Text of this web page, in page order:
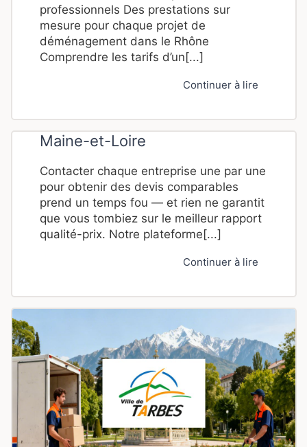
professionnels Des prestations sur
mesure pour chaque projet de
déménagement dans le Rhône
Comprendre les tarifs d’un[...]
Continuer à lire
Maine-et-Loire
Contacter chaque entreprise une par une
pour obtenir des devis comparables
prend un temps fou — et rien ne garantit
que vous tombiez sur le meilleur rapport
qualité-prix. Notre plateforme[...]
Continuer à lire